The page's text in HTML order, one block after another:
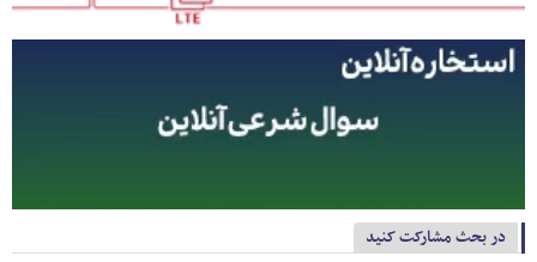
در بحث مشارکت کنید